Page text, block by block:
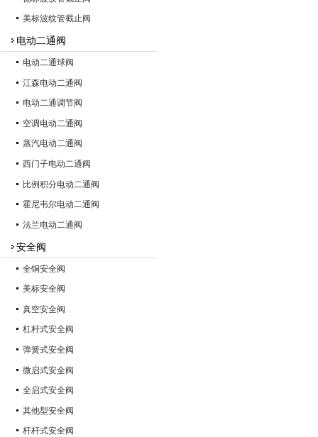
美标波纹管截止阀
电动二通阀
电动二通球阀
江森电动二通阀
电动二通调节阀
空调电动二通阀
蒸汽电动二通阀
西门子电动二通阀
比例积分电动二通阀
霍尼韦尔电动二通阀
法兰电动二通阀
安全阀
全铜安全阀
美标安全阀
真空安全阀
杠杆式安全阀
弹簧式安全阀
微启式安全阀
全启式安全阀
其他型安全阀
杆杆式安全阀